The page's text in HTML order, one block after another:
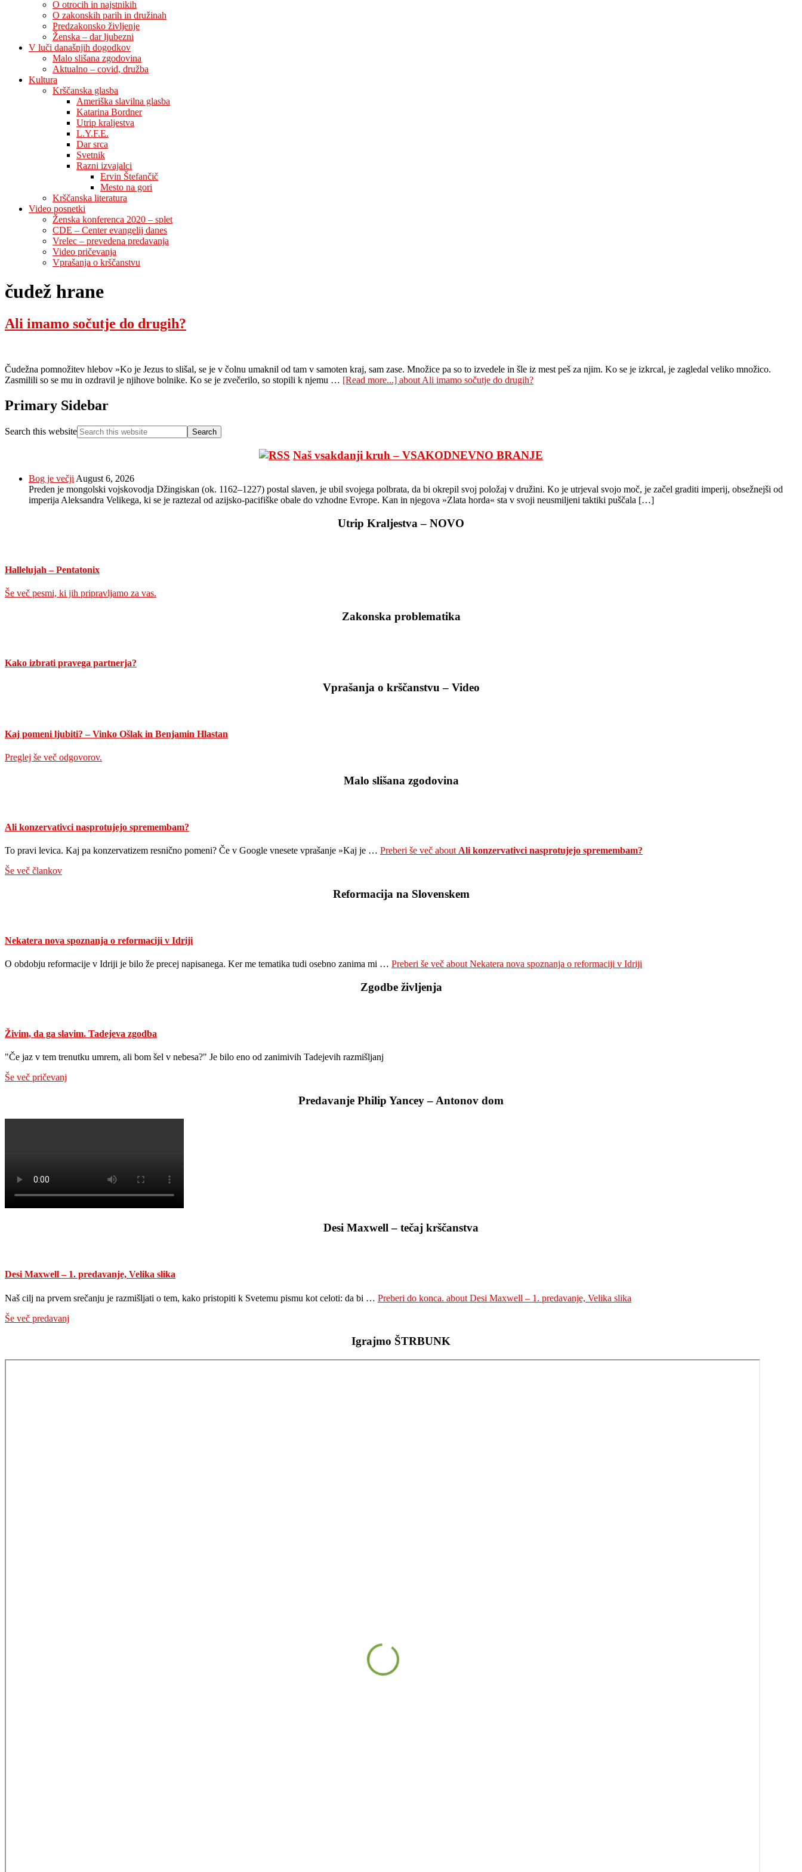
O otrocih in najstnikih
O zakonskih parih in družinah
Predzakonsko življenje
Ženska – dar ljubezni
V luči današnjih dogodkov
Malo slišana zgodovina
Aktualno – covid, družba
Kultura
Krščanska glasba
Ameriška slavilna glasba
Katarina Bordner
Utrip kraljestva
L.Y.F.E.
Dar srca
Svetnik
Razni izvajalci
Ervin Štefančič
Mesto na gori
Krščanska literatura
Video posnetki
Ženska konferenca 2020 – splet
CDE – Center evangelij danes
Vrelec – prevedena predavanja
Video pričevanja
Vprašanja o krščanstvu
čudež hrane
Ali imamo sočutje do drugih?
Čudežna pomnožitev hlebov »Ko je Jezus to slišal, se je v čolnu umaknil od tam v samoten kraj, sam zase. Množice pa so to izvedele in šle iz mest peš za njim. Ko se je izkrcal, je zagledal veliko množico.
Zasmilili so se mu in ozdravil je njihove bolnike. Ko se je zvečerilo, so stopili k njemu … [Read more...] about Ali imamo sočutje do drugih?
Primary Sidebar
Search this website
Naš vsakdanji kruh – VSAKODNEVNO BRANJE
Bog je večji August 6, 2026
Preden je mongolski vojskovodja Džingiskan (ok. 1162–1227) postal slaven, je ubil svojega polbrata, da bi okrepil svoj položaj v družini. Ko je utrjeval svojo moč, je začel graditi imperij, obsežnejši od
imperija Aleksandra Velikega, ki se je raztezal od azijsko-pacifiške obale do vzhodne Evrope. Kan in njegova »Zlata horda« sta v svoji neusmiljeni taktiki puščala […]
Utrip Kraljestva – NOVO
Hallelujah – Pentatonix
Še več pesmi, ki jih pripravljamo za vas.
Zakonska problematika
Kako izbrati pravega partnerja?
Vprašanja o krščanstvu – Video
Kaj pomeni ljubiti? – Vinko Ošlak in Benjamin Hlastan
Preglej še več odgovorov.
Malo slišana zgodovina
Ali konzervativci nasprotujejo spremembam?
To pravi levica. Kaj pa konzervatizem resnično pomeni? Če v Google vnesete vprašanje »Kaj je … Preberi še več about Ali konzervativci nasprotujejo spremembam?
Še več člankov
Reformacija na Slovenskem
Nekatera nova spoznanja o reformaciji v Idriji
O obdobju reformacije v Idriji je bilo že precej napisanega. Ker me tematika tudi osebno zanima mi … Preberi še več about Nekatera nova spoznanja o reformaciji v Idriji
Zgodbe življenja
Živim, da ga slavim. Tadejeva zgodba
"Če jaz v tem trenutku umrem, ali bom šel v nebesa?" Je bilo eno od zanimivih Tadejevih razmišljanj
Še več pričevanj
Predavanje Philip Yancey – Antonov dom
Desi Maxwell – tečaj krščanstva
Desi Maxwell – 1. predavanje, Velika slika
Naš cilj na prvem srečanju je razmišljati o tem, kako pristopiti k Svetemu pismu kot celoti: da bi … Preberi do konca. about Desi Maxwell – 1. predavanje, Velika slika
Še več predavanj
Igrajmo ŠTRBUNK